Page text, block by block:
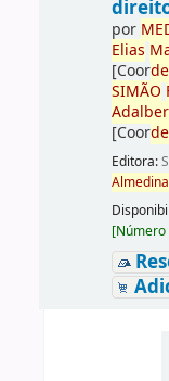
por ME
Elias
[Coorde
SIMÃO
[Coorde
Editora:
[Número